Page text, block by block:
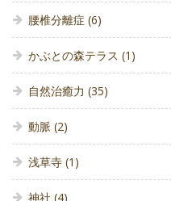
腰椎分離症 (6)
かぶとの森テラス (1)
自然治癒力 (35)
動脈 (2)
浅草寺 (1)
神社 (4)